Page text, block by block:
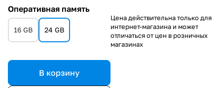
Оперативная память
16 GB 24 GB
В корзину
Цена действительна только для
интернет-магазина и может
отличаться от цен в розничных
магазинах